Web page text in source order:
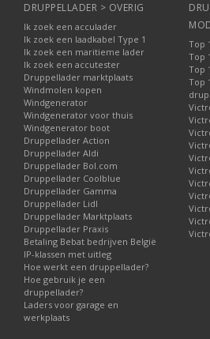
online shop biedt een van de
opladers, acculaders, druppelladers,
boosters, accu's, accutesters en
ook vele andere accessoires,
producten te vinden; voor haast elk
apparaat. Bovendien leveren we
communicatie en monitoring rondom
laden via zonne- en windenergie.
veel meer uitstekende
merken op
DRUPPELLADER > OVERIG
Ik zoek een acculader
Ik zoek een laadkabel Type 1
Ik zoek een maritieme lader
Ik zoek een accutester
Druppellader marktplaats
Windmolen kopen
Windgenerator
Windgenerator voor thuis
Windgenerator boot
Druppellader Action
Druppellader Aldi
Druppellader Bol.com
Druppellader Coolblue
Druppellader Gamma
Druppellader Lidl
Druppellader Marktplaats
Druppellader Praxis
Betaling Bebat bedrijven België
IP-klassen met uitleg
Hoe werkt een druppellader?
Hoe gebruik je een
druppellader?
Laders voor garage en
werkplaats
Top
Top
Top
Top